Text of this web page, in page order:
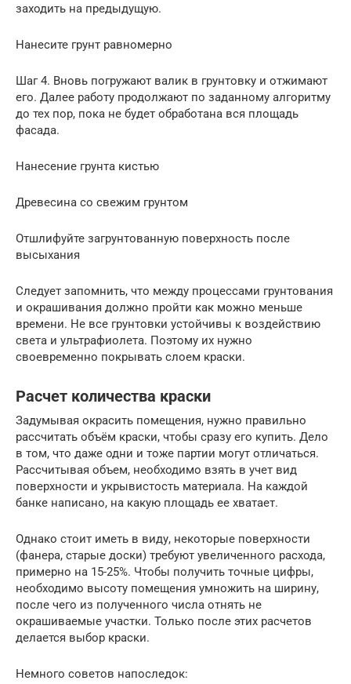
заходить на предыдущую.
Нанесите грунт равномерно
Шаг 4. Вновь погружают валик в грунтовку и отжимают
его. Далее работу продолжают по заданному алгоритму
до тех пор, пока не будет обработана вся площадь
фасада.
Нанесение грунта кистью
Древесина со свежим грунтом
Отшлифуйте загрунтованную поверхность после
высыхания
Следует запомнить, что между процессами грунтования
и окрашивания должно пройти как можно меньше
времени. Не все грунтовки устойчивы к воздействию
света и ультрафиолета. Поэтому их нужно
своевременно покрывать слоем краски.
Расчет количества краски
Задумывая окрасить помещения, нужно правильно
рассчитать объём краски, чтобы сразу его купить. Дело
в том, что даже одни и тоже партии могут отличаться.
Рассчитывая объем, необходимо взять в учет вид
поверхности и укрывистость материала. На каждой
банке написано, на какую площадь ее хватает.
Однако стоит иметь в виду, некоторые поверхности
(фанера, старые доски) требуют увеличенного расхода,
примерно на 15-25%. Чтобы получить точные цифры,
необходимо высоту помещения умножить на ширину,
после чего из полученного числа отнять не
окрашиваемые участки. Только после этих расчетов
делается выбор краски.
Немного советов напоследок: